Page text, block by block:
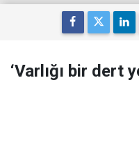
‘Varlığı bir dert